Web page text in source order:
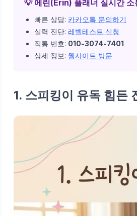
💡 에린(Erin) 플래너 실시간 소
빠른 상담: 카카오톡 문의하기
실력 진단: 레벨테스트 신청
직통 번호: 010-3074-7401
상세 정보: 웹사이트 방문
1. 스피킹이 유독 힘든